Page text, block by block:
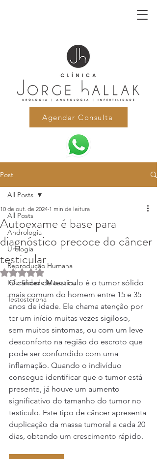
Agendar Consulta
Post
All Posts
Andrologia
Urologia
Reprodução Humana
Infertilidade Masculina
Testosterona
All Posts
Autoexame é base para
diagnóstico precoce do câncer
testicular
10 de out. de 2024 1 min de leitura
Avaliado com NaN de 5 estrelas.
O câncer de testículo é o tumor sólido
mais comum do homem entre 15 e 35
anos de idade. Ele chama atenção por
ter um início muitas vezes sigiloso,
sem muitos sintomas, ou com um leve
desconforto na região do escroto que
pode ser confundido com uma
inflamação. Quando o indivíduo
consegue identificar que o tumor está
presente, já houve um aumento
significativo do tamanho do tumor no
testículo. Este tipo de câncer apresenta
duplicação da massa tumoral a cada 20
dias, obtendo um crescimento rápido.